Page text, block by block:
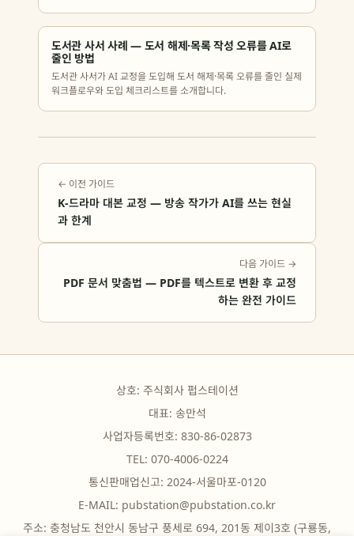
도서관 사서 사례 — 도서 해제·목록 작성 오류를 AI로
줄인 방법
도서관 사서가 AI 교정을 도입해 도서 해제·목록 오류를 줄인 실제
워크플로우와 도입 체크리스트를 소개합니다.
← 이전 가이드
K-드라마 대본 교정 — 방송 작가가 AI를 쓰는 현실
과 한계
다음 가이드 →
PDF 문서 맞춤법 — PDF를 텍스트로 변환 후 교정
하는 완전 가이드
상호: 주식회사 펍스테이션
대표: 송만석
사업자등록번호: 830-86-02873
TEL: 070-4006-0224
통신판매업신고: 2024-서울마포-0120
E-MAIL: pubstation@pubstation.co.kr
주소: 충청남도 천안시 동남구 풍세로 694, 201동 제이3호 (구룡동,